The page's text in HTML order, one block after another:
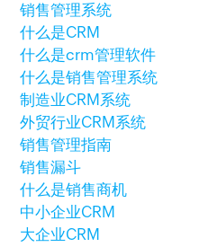
销售管理系统
什么是CRM
什么是crm管理软件
什么是销售管理系统
制造业CRM系统
外贸行业CRM系统
销售管理指南
销售漏斗
什么是销售商机
中小企业CRM
大企业CRM